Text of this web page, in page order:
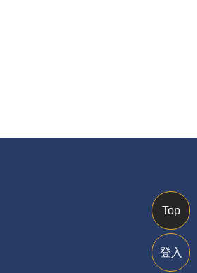
Top
登入